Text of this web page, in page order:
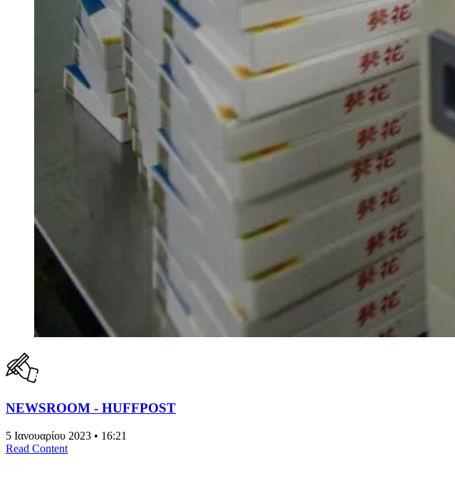
NEWSROOM - HUFFPOST
5 Ιανουαρίου 2023 • 16:21
Read Content